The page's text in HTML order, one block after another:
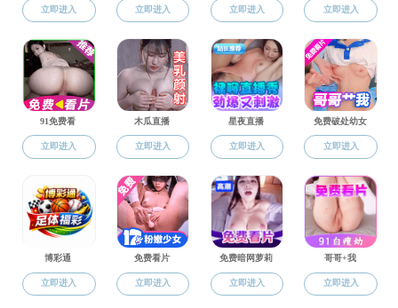
发布时间：2024-09-30 点击量： 148